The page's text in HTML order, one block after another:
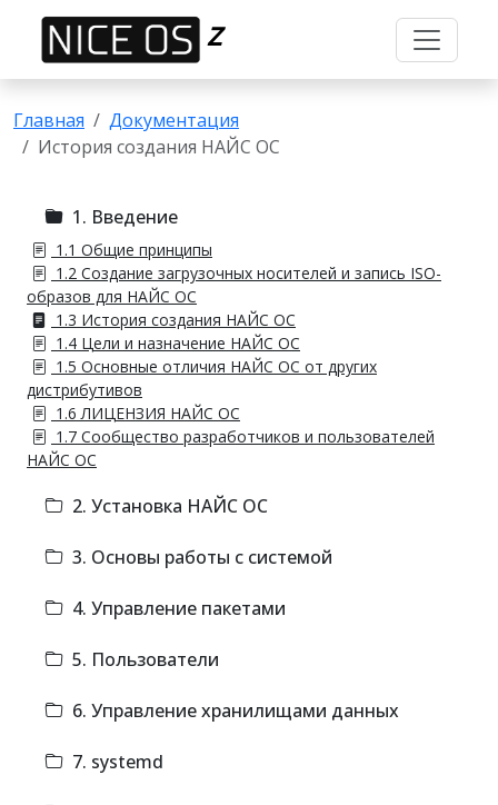
Z
Главная
Документация
История создания НАЙС ОС
1. Введение
1.1 Общие принципы
1.2 Создание загрузочных носителей и запись ISO-
образов для НАЙС ОС
1.3 История создания НАЙС ОС
1.4 Цели и назначение НАЙС ОС
1.5 Основные отличия НАЙС ОС от других
дистрибутивов
1.6 ЛИЦЕНЗИЯ НАЙС ОС
1.7 Сообщество разработчиков и пользователей
НАЙС ОС
2. Установка НАЙС ОС
3. Основы работы с системой
4. Управление пакетами
5. Пользователи
6. Управление хранилищами данных
7. systemd